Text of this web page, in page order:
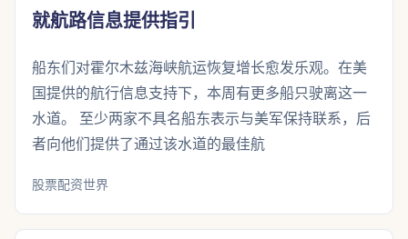
就航路信息提供指引
船东们对霍尔木兹海峡航运恢复增长愈发乐观。在美
国提供的航行信息支持下，本周有更多船只驶离这一
水道。 至少两家不具名船东表示与美军保持联系，后
者向他们提供了通过该水道的最佳航
股票配资世界